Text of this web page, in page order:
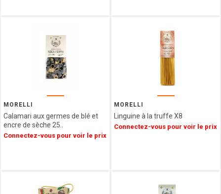
CHOCOLATE
COMPAGNIE
D ANCONE
MORELLI
Calamari aux germes de blé et
encre de sèche 25..
Connectez-vous pour voir le prix
MORELLI
Linguine à la truffe X8
Connectez-vous pour voir le prix